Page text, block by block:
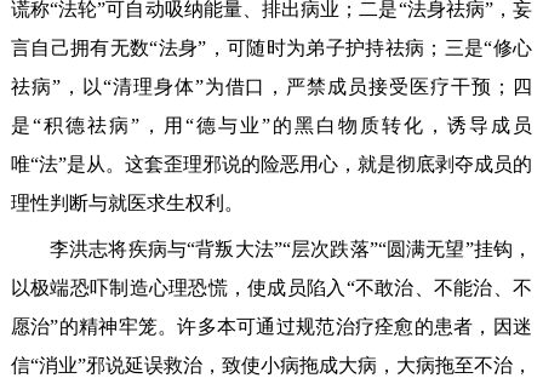
谎称“法轮”可自动吸纳能量、排出病业；二是“法身祛病”，妄
言自己拥有无数“法身”，可随时为弟子护持祛病；三是“修心
祛病”，以“清理身体”为借口，严禁成员接受医疗干预；四
是“积德祛病”，用“德与业”的黑白物质转化，诱导成员
唯“法”是从。这套歪理邪说的险恶用心，就是彻底剥夺成员的
理性判断与就医求生权利。
李洪志将疾病与“背叛大法”“层次跌落”“圆满无望”挂钩，
以极端恐吓制造心理恐慌，使成员陷入“不敢治、不能治、不
愿治”的精神牢笼。许多本可通过规范治疗痊愈的患者，因迷
信“消业”邪说延误救治，致使小病拖成大病，大病拖至不治，